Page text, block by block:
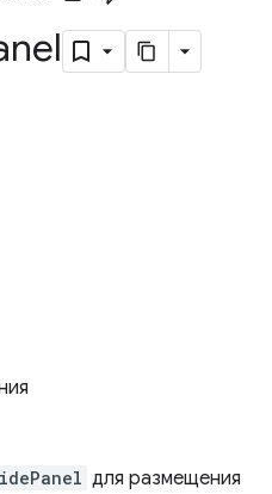
для размещения